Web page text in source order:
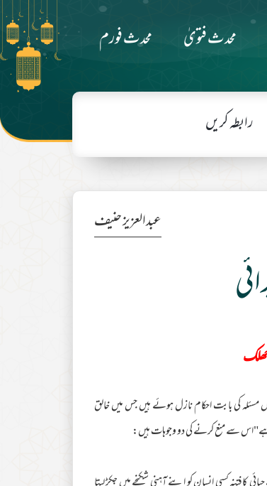
محدث فتویٰ محدث فورم
رابطہ کریں
عبدالعزیز حنیف
کی بابت احکام نازل ہوئے ہیں جس میں خالق
سے منع کرنے کی دو وجوہات ہیں: